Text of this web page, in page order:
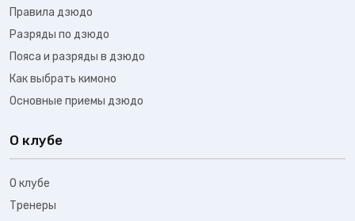
Правила дзюдо
Разряды по дзюдо
Пояса и разряды в дзюдо
Как выбрать кимоно
Основные приемы дзюдо
О клубе
О клубе
Тренеры